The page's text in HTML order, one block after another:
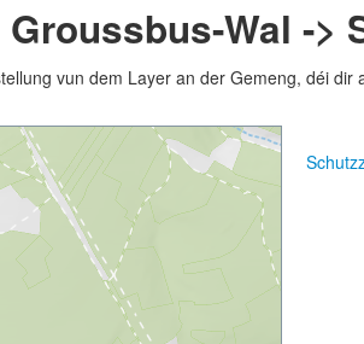
Wal ->
vun dem Layer an der Gemeng, déi